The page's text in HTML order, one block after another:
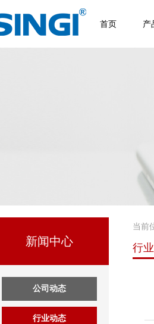
首页 产
新闻中心
公司动态
行业动态
当前
行